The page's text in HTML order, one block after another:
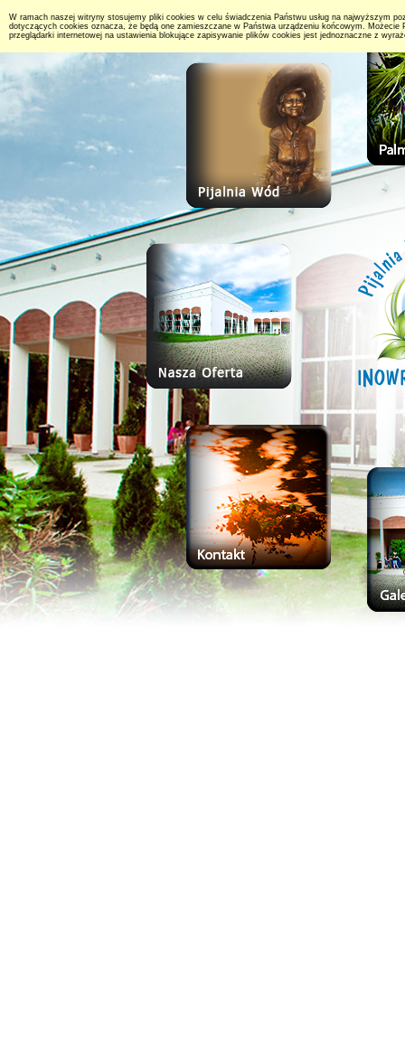
W ramach naszej witryny stosujemy pliki cookies w celu świadczenia Państwu usług na najwyższym
dotyczących cookies oznacza, że będą one zamieszczane w Państwa urządzeniu końcowym.
przeglądarki internetowej na ustawienia blokujące zapisywanie plików cookies jest jednoznaczne z